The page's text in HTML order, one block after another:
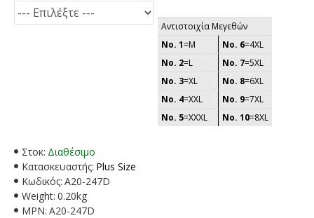
Στοκ: Διαθέσιμο
Κατασκευαστής: Plus Size
Κωδικός: A20-247D
Weight: 0.20kg
MPN: A20-247D
Αντιστοιχία Μεγεθών
No. 1=M No. 6=4XL
No. 2=L No. 7=5XL
No. 3=XL No. 8=6XL
No. 4=XXL No. 9=7XL
No. 5=XXXL No. 10=8XL